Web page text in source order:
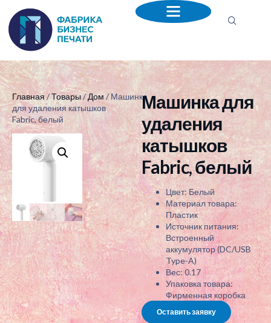
Главная/Товары/Дом/ Машинка
для удаления катышков
Fabric, белый
Машинка для
удаления
катышков
Fabric, белый
Цвет: Белый
Материал товара:
Пластик
Источник питания:
Встроенный
аккумулятор (DC/USB
Type-A)
Вес: 0.17
Упаковка товара:
Фирменная коробка
Оставить заявку